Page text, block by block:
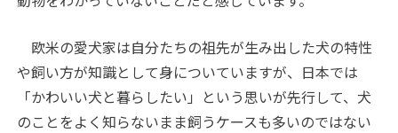
欧米の愛犬家は自分たちの祖先が生み出した犬の特性
や飼い方が知識として身についていますが、日本では
「かわいい犬と暮らしたい」という思いが先行して、犬
のことをよく知らないまま飼うケースも多いのではない